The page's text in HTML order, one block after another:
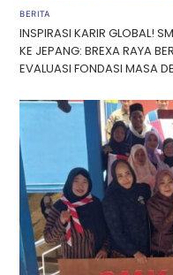
BERITA
INSPIRASI KARIR GLOBAL!
KE JEPANG: BREXA RAYA
EVALUASI FONDASI MASA